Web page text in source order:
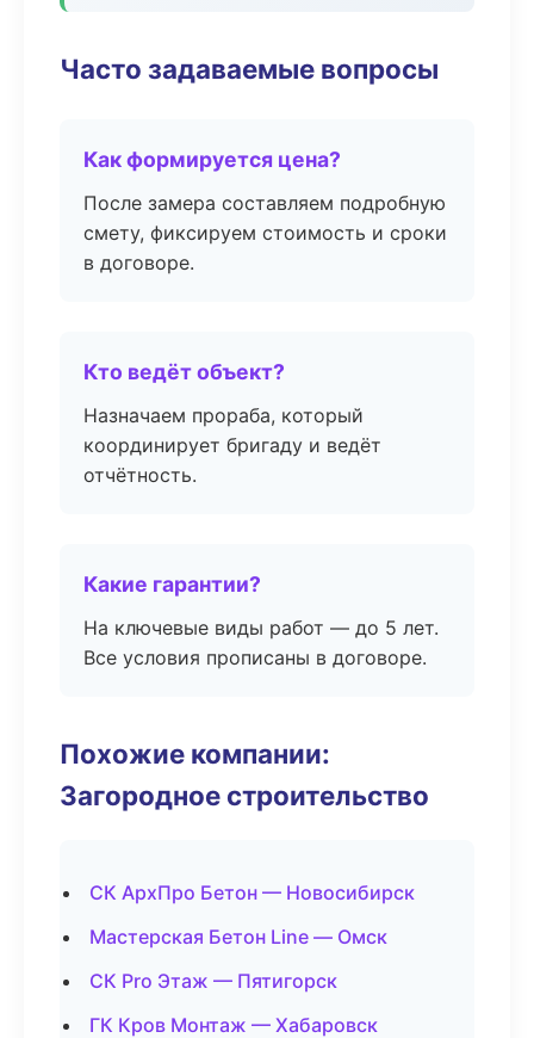
Часто задаваемые вопросы
Как формируется цена?
После замера составляем подробную
смету, фиксируем стоимость и сроки
в договоре.
Кто ведёт объект?
Назначаем прораба, который
координирует бригаду и ведёт
отчётность.
Какие гарантии?
На ключевые виды работ — до 5 лет.
Все условия прописаны в договоре.
Похожие компании:
Загородное строительство
СК АрхПро Бетон — Новосибирск
Мастерская Бетон Line — Омск
СК Pro Этаж — Пятигорск
ГК Кров Монтаж — Хабаровск